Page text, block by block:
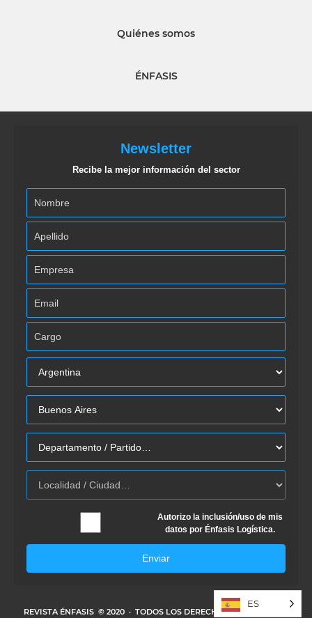
Quiénes somos
ÉNFASIS
Newsletter
Recibe la mejor información del sector
Autorizo la inclusión/uso de mis
datos por Énfasis Logística.
Enviar
REVISTA ÉNFASIS © 2020 · TODOS LOS DERECHOS RESERVADOS
ES